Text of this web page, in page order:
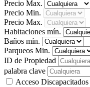
Precio Max.
Precio Min.
Precio Max.
Habitaciones mín.
Baños mín.
Parqueos Min.
ID de Propiedad
palabra clave
Acceso Discapacitados